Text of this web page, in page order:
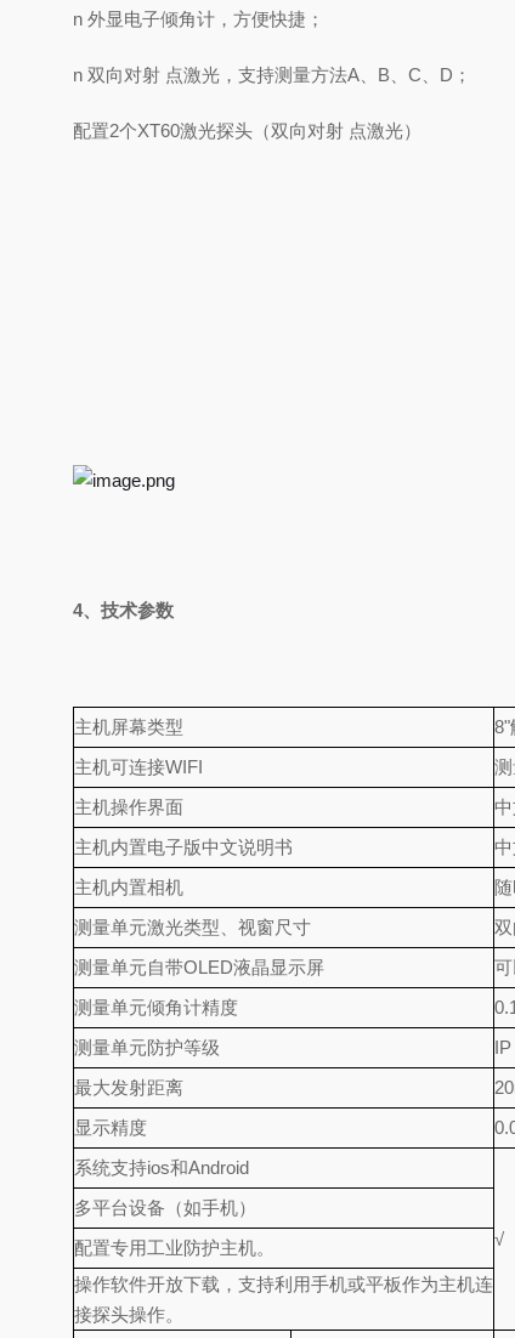
n 外显电子倾角计，方便快捷；
n 双向对射 点激光，支持测量方法A、B、C、D；
配置2个XT60激光探头（双向对射 点激光）
4、技术参数
主机屏幕类型
8"
主机可连接WIFI
主机操作界面
中
主机内置电子版中文说明书
主机内置相机
测量单元激光类型、视窗尺寸
测量单元自带OLED液晶显示屏
测量单元倾角计精度
测量单元防护等级
最大发射距离
显示精度
系统支持ios和Android
√
多平台设备（如手机）
配置专用工业防护主机。
操作软件开放下载，支持利用手机或平板作为主机连
接探头操作。